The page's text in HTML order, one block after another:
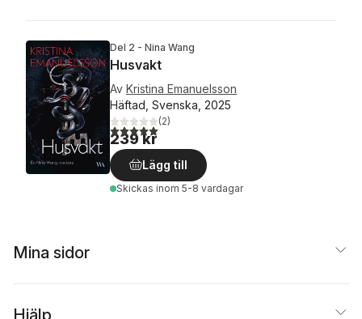
Del 2 - Nina Wang
Husvakt
Av Kristina Emanuelsson
Häftad, Svenska, 2025
5,0utav 5 stjärnor. Totalt antal röster:
(2)
239 kr
Lägg till
Skickas inom 5-8 vardagar
Mina sidor
Hjälp